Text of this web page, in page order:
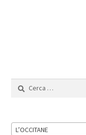
L’OCCITANE